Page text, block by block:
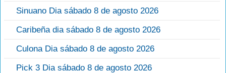
Sinuano Dia sábado 8 de agosto 2026
Caribeña dia sábado 8 de agosto 2026
Culona Dia sábado 8 de agosto 2026
Pick 3 Dia sábado 8 de agosto 2026